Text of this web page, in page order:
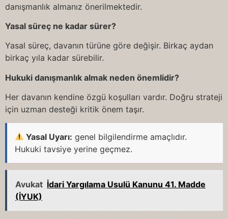
danışmanlık almanız önerilmektedir.
Yasal süreç ne kadar sürer?
Yasal süreç, davanın türüne göre değişir. Birkaç aydan
birkaç yıla kadar sürebilir.
Hukuki danışmanlık almak neden önemlidir?
Her davanın kendine özgü koşulları vardır. Doğru strateji
için uzman desteği kritik önem taşır.
Yasal Uyarı: genel bilgilendirme amaçlıdır.
Hukuki tavsiye yerine geçmez.
Avukat İdari Yargılama Usulü Kanunu 41. Madde
(İYUK)